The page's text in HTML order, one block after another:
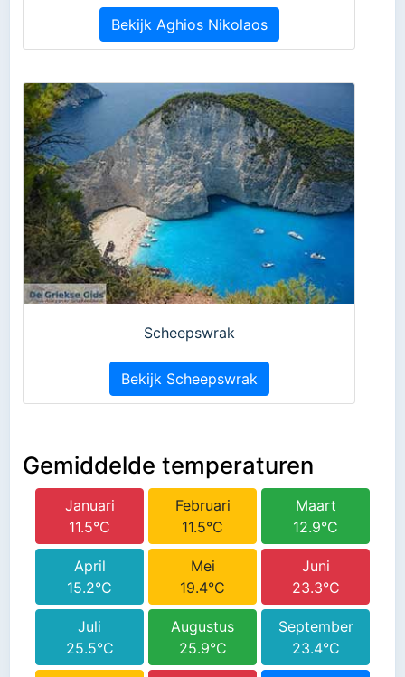
Bekijk Aghios Nikolaos
Scheepswrak
Bekijk Scheepswrak
Gemiddelde temperaturen
Januari
11.5°C
Februari
11.5°C
Maart
12.9°C
April
15.2°C
Mei
19.4°C
Juni
23.3°C
Juli
25.5°C
Augustus
25.9°C
September
23.4°C